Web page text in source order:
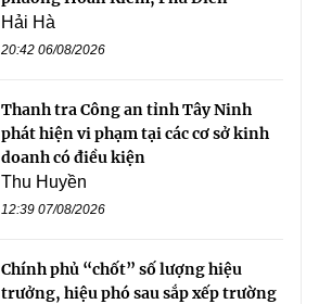
Hải Hà
20:42 06/08/2026
Thanh tra Công an tỉnh Tây Ninh
phát hiện vi phạm tại các cơ sở kinh
doanh có điều kiện
Thu Huyền
12:39 07/08/2026
Chính phủ “chốt” số lượng hiệu
trưởng, hiệu phó sau sắp xếp trường